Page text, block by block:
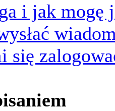
i jak mogę
się